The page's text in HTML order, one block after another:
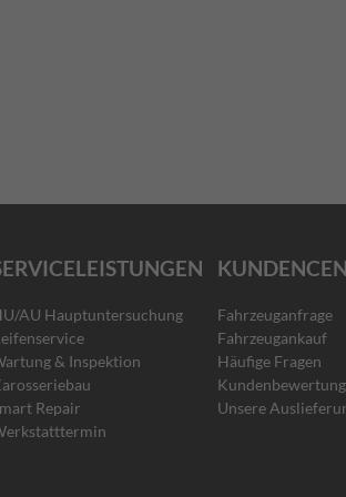
AU Hauptuntersuchung
& Inspektion
Repair
Fahrzeuganfrage
Fahrzeugankauf
Häufige Fragen
Unsere